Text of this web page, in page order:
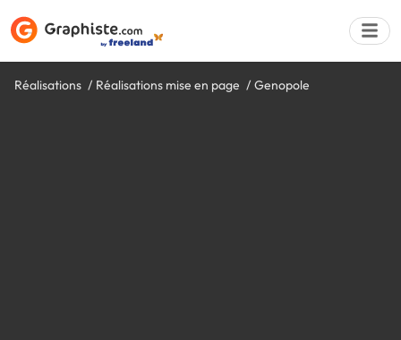
Réalisations Réalisations mise en page Genopole